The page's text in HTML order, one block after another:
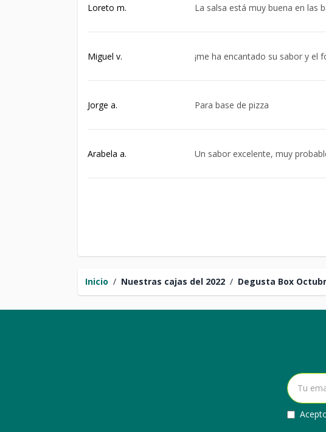
Inicio / Nuestras cajas del 2022 / Degusta Box
Loreto m. La salsa está muy buena en las
Miguel v. ¡me ha encantado su sabor y el
Jorge a. Para base de pizza
Arabela a. Un sabor excelente, muy